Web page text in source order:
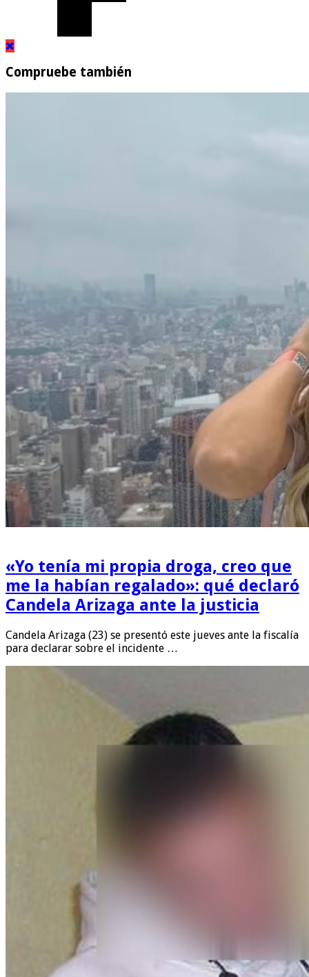
Compruebe también
«Yo tenía mi propia droga, creo que
me la habían regalado»: qué declaró
Candela Arizaga ante la justicia
Candela Arizaga (23) se presentó este jueves ante la fiscalía
para declarar sobre el incidente …